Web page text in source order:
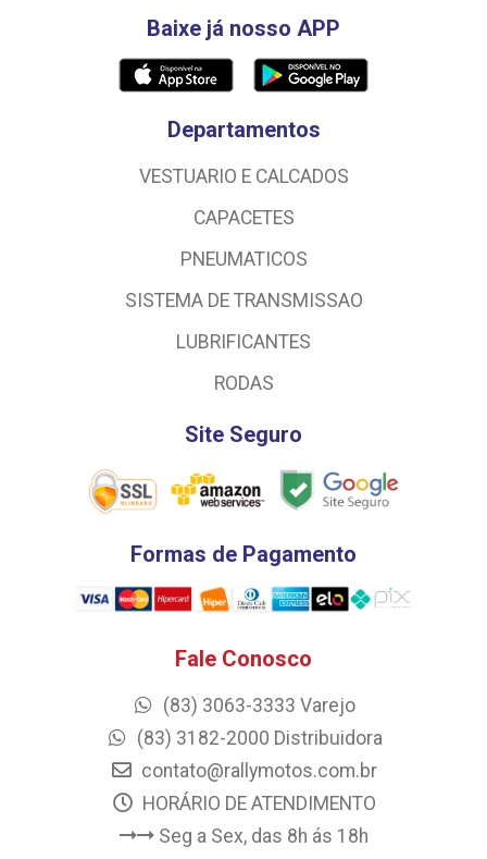
Baixe já nosso APP
Departamentos
VESTUARIO E CALCADOS
CAPACETES
PNEUMATICOS
SISTEMA DE TRANSMISSAO
LUBRIFICANTES
RODAS
Site Seguro
Formas de Pagamento
Fale Conosco
(83) 3063-3333 Varejo
(83) 3182-2000 Distribuidora
contato@rallymotos.com.br
HORÁRIO DE ATENDIMENTO
Seg a Sex, das 8h ás 18h